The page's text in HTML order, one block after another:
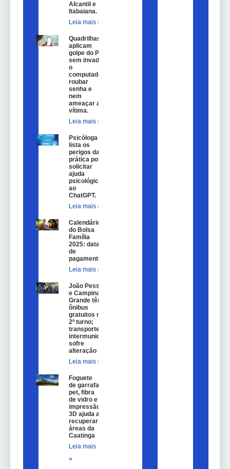
Alcantil e
Itabaiana.
Leia mais »
Quadrilhas
aplicam
golpe do Pix
sem invadir
o
computador,
roubar
senha e
nem
ameaçar a
vítima.
Leia mais »
Psicóloga
lista os
perigos da
prática por
solicitar
ajuda
psicológica
ao
ChatGPT.
Leia mais »
Calendário
do Bolsa
Família
2025: datas
de
pagamento.
Leia mais »
João Pessoa
e Campina
Grande têm
ônibus
gratuitos no
2º turno;
transporte
intermunicipal
sofre
alteração
Leia mais »
Foguete
de garrafa
pet, fibra
de vidro e
impressão
3D ajuda a
recuperar
áreas da
Caatinga
Leia mais
»